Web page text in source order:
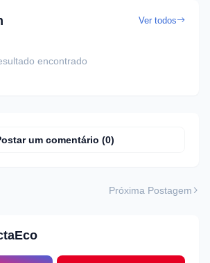
Ver todos
encontrado
um comentário (0)
Próxima Postagem